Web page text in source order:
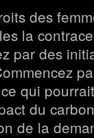
des
la
par des
qui
du
de la